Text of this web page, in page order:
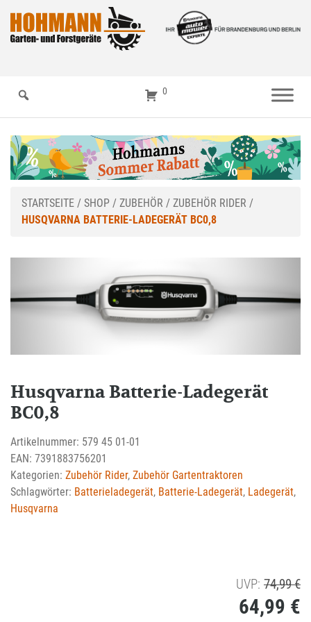
0
STARTSEITE / SHOP / ZUBEHÖR / ZUBEHÖR RIDER /
HUSQVARNA BATTERIE-LADEGERÄT BC0,8
Husqvarna Batterie-Ladegerät
BC0,8
Artikelnummer: 579 45 01-01
EAN: 7391883756201
Kategorien: Zubehör Rider, Zubehör Gartentraktoren
Schlagwörter: Batterieladegerät, Batterie-Ladegerät, Ladegerät,
Husqvarna
UVP: 74,99€
64,99 €